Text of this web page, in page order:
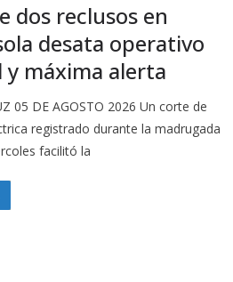
dos reclusos en
desata operativo
y máxima alerta
05 DE AGOSTO 2026 Un corte de
registrado durante la madrugada
facilitó la